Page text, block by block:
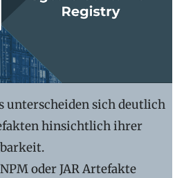
unterscheiden sich deutlich
hinsichtlich ihrer
oder JAR Artefakte